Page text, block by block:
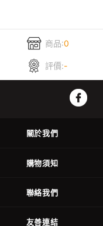
商品:0
評價:-
關於我們
購物須知
聯絡我們
友善連結